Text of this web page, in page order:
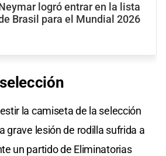
logró entrar en la lista
Brasil para el Mundial 2026
selección
la camiseta de la selección
grave lesión de rodilla sufrida a
un partido de Eliminatorias